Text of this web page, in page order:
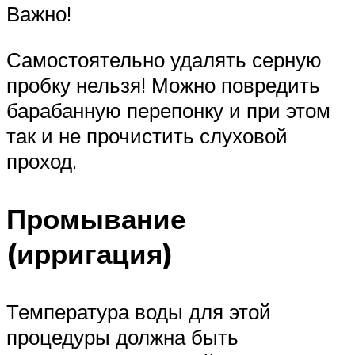
Важно!
Самостоятельно удалять серную
пробку нельзя! Можно повредить
барабанную перепонку и при этом
так и не прочистить слуховой
проход.
Промывание
(ирригация)
Температура воды для этой
процедуры должна быть